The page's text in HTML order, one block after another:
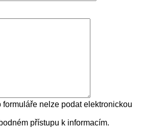
formuláře nelze podat elektronickou
přístupu k informacím.